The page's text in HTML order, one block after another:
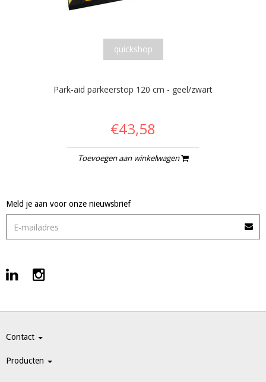
quickshop
Park-aid parkeerstop 120 cm - geel/zwart
€43,58
Toevoegen aan winkelwagen
Meld je aan voor onze nieuwsbrief
Contact
Producten